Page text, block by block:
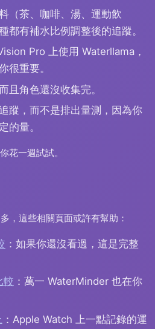
（茶、咖啡、湯、運動飲
都有補水比例調整後的追蹤。
Pro 上使用 Waterllama，
很重要。
且角色還沒收集完。
蹤，而不是排出量測，因為你
的量。
花一週試試。
，這些相關頁面或許有幫助：
：如果你還沒看過，這是完整
較 ：萬一 WaterMinder 也在你
：Apple Watch 上一點記錄的運